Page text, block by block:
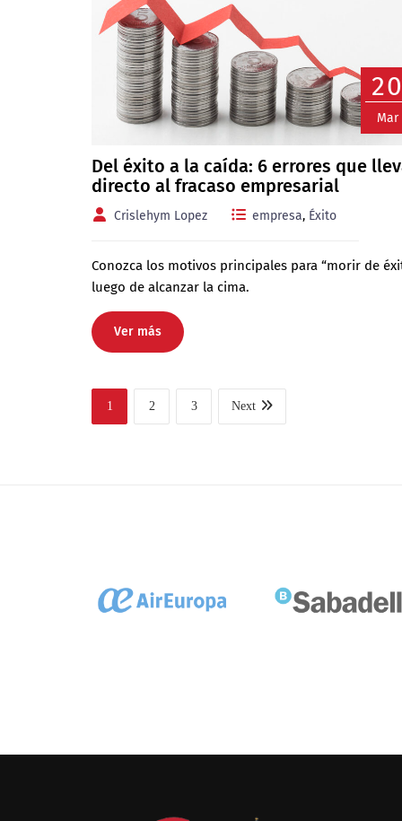
20
Mar
Del éxito a la caída: 6 errores que
directo al fracaso empresarial
Crislehym Lopez empresa, Éxito
Conozca los motivos principales para “morir de
luego de alcanzar la cima.
Ver más
1 2 3 Next